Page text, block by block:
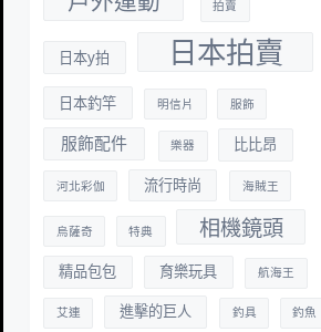
拍賣
日本y拍 日本拍賣
日本釣竿 明信片 服飾
服飾配件 樂器 比比昂
河北彩伽 流行時尚 海賊王
烏薩奇 特典 相機鏡頭
精品包包 育樂玩具 航海王
艾連 進擊的巨人 釣具 釣魚